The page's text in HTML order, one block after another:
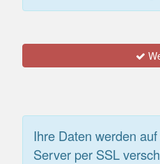
Ihre Daten werden
Server per SSL